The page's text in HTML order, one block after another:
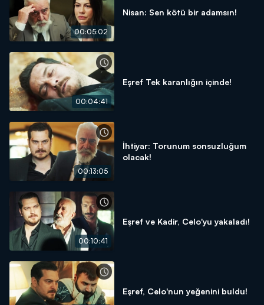
00:05:02
Nisan: Sen kötü bir adamsın!
00:04:41
Eşref Tek karanlığın içinde!
00:13:05
İhtiyar: Torunum sonsuzluğum
olacak!
00:10:41
Eşref ve Kadir, Celo'yu yakaladı!
Eşref, Celo'nun yeğenini buldu!